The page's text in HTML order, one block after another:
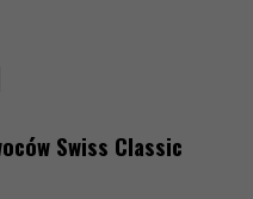
Swiss Classic